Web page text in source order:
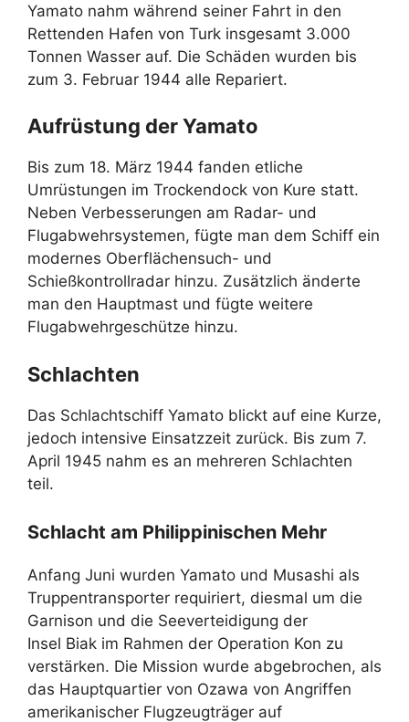
Yamato nahm während seiner Fahrt in den
Rettenden Hafen von Turk insgesamt 3.000
Tonnen Wasser auf. Die Schäden wurden bis
zum 3. Februar 1944 alle Repariert.
Aufrüstung der Yamato
Bis zum 18. März 1944 fanden etliche
Umrüstungen im Trockendock von Kure statt.
Neben Verbesserungen am Radar- und
Flugabwehrsystemen, fügte man dem Schiff ein
modernes Oberflächensuch- und
Schießkontrollradar hinzu. Zusätzlich änderte
man den Hauptmast und fügte weitere
Flugabwehrgeschütze hinzu.
Schlachten
Das Schlachtschiff Yamato blickt auf eine Kurze,
jedoch intensive Einsatzzeit zurück. Bis zum 7.
April 1945 nahm es an mehreren Schlachten
teil.
Schlacht am Philippinischen Mehr
Anfang Juni wurden Yamato und Musashi als
Truppentransporter requiriert, diesmal um die
Garnison und die Seeverteidigung der
Insel Biak im Rahmen der Operation Kon zu
verstärken. Die Mission wurde abgebrochen, als
das Hauptquartier von Ozawa von Angriffen
amerikanischer Flugzeugträger auf